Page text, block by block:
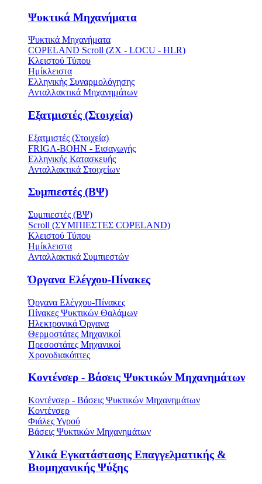
Ψυκτικά Μηχανήματα
Ψυκτικά Μηχανήματα
COPELAND Scroll (ZX - LOCU - HLR)
Κλειστού Τύπου
Ημίκλειστα
Ελληνικής Συναρμολόγησης
Ανταλλακτικά Μηχανημάτων
Εξατμιστές (Στοιχεία)
Εξατμιστές (Στοιχεία)
FRIGA-BOHN - Εισαγωγής
Ελληνικής Κατασκευής
Ανταλλακτικά Στοιχείων
Συμπιεστές (ΒΨ)
Συμπιεστές (ΒΨ)
Scroll (ΣΥΜΠΙΕΣΤΕΣ COPELAND)
Κλειστού Τύπου
Ημίκλειστα
Ανταλλακτικά Συμπιεστών
Όργανα Ελέγχου-Πίνακες
Όργανα Ελέγχου-Πίνακες
Πίνακες Ψυκτικών Θαλάμων
Ηλεκτρονικά Όργανα
Θερμοστάτες Μηχανικοί
Πρεσοστάτες Μηχανικοί
Χρονοδιακόπτες
Κοντένσερ - Βάσεις Ψυκτικών Μηχανημάτων
Κοντένσερ - Βάσεις Ψυκτικών Μηχανημάτων
Κοντένσερ
Φιάλες Υγρού
Βάσεις Ψυκτικών Μηχανημάτων
Υλικά Εγκατάστασης Επαγγελματικής &
Βιομηχανικής Ψύξης